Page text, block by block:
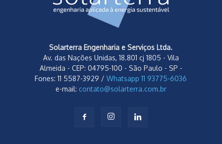
Solarterra Engenharia e Serviços Ltda.
Av. das Nações Unidas, 18.801 cj 1805 - Vila
Almeida - CEP: 04795-100 - São Paulo - SP -
Fones: 11 5587-3929 /Whatsapp 11 93775-6036
e-mail: contato@solarterra.com.br